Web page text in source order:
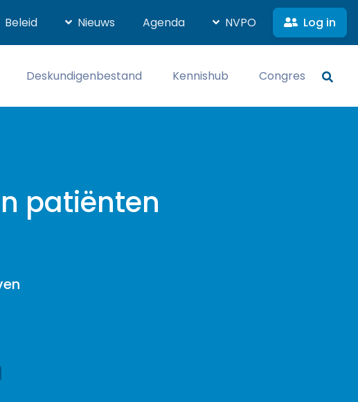
Beleid Nieuws Agenda NVPO Log in
Deskundigenbestand Kennishub Congres
patiënten